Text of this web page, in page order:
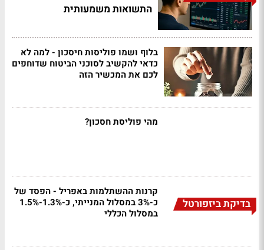
התשואות משמעותית
בלוף ושמו פוליסות חיסכון - למה לא
כדאי להקשיב לסוכני הביטוח שדוחפים
לכם את המכשיר הזה
מהי פוליסת חסכון?
בדיקת ביזפורטל
קרנות ההשתלמות באפריל - הפסד של
כ-3% במסלול המנייתי, כ-1.3%-1.5%
במסלול הכללי